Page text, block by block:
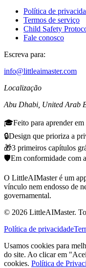
Política de
Termos de serviço
Child Safety
Fale conosco
Escreva para:
info@littleaimaster.com
Localização
Abu Dhabi United Arab
🎓Feito para aprender em
🔒Design que prioriza a
🎁3 primeiros capítulos
🛡️Em conformidade com
O LittleAIMaster é um
vínculo nem endosso de
governamental.
© 2026 LittleAIMaster.
Política de privacidade
Usamos cookies para
do site. Ao clicar em
cookies. Política de